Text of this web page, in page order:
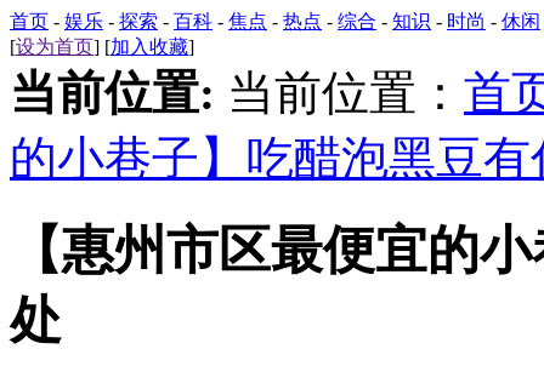
首页 - 娱乐 - 探索 - 百科 - 焦点 - 热点 - 综合 - 知识 - 时尚 - 休闲
[设为首页] [加入收藏]
当前位置: 当前位置： 首
的小巷子】吃醋泡黑豆
【惠州市区最便宜的
处